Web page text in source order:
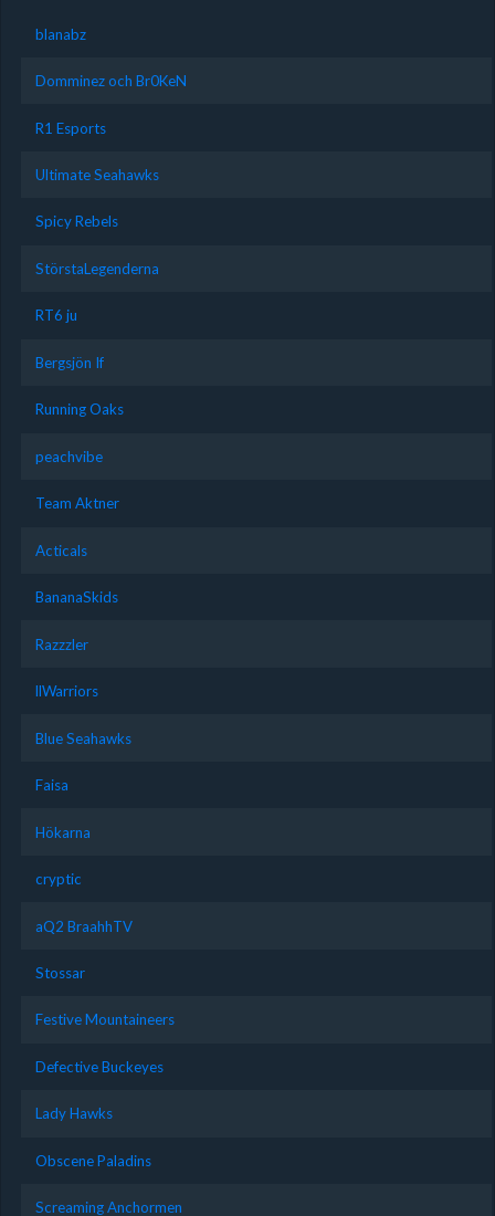
blanabz
Domminez och Br0KeN
R1 Esports
Ultimate Seahawks
Spicy Rebels
StörstaLegenderna
RT6 ju
Bergsjön If
Running Oaks
peachvibe
Team Aktner
Acticals
BananaSkids
Razzzler
llWarriors
Blue Seahawks
Faisa
Hökarna
cryptic
aQ2 BraahhTV
Stossar
Festive Mountaineers
Defective Buckeyes
Lady Hawks
Obscene Paladins
Screaming Anchormen